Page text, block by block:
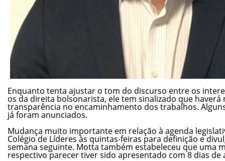
Enquanto tenta ajustar o tom do discurso entre os
os da direita bolsonarista, ele tem sinalizado que
transparência no encaminhamento dos trabalhos.
já foram anunciados.
Mudança muito importante em relação à agenda
Colégio de Líderes às quintas-feiras para definição e
semana seguinte. Motta também estabeleceu que uma
respectivo parecer tiver sido apresentado com 8 dias de